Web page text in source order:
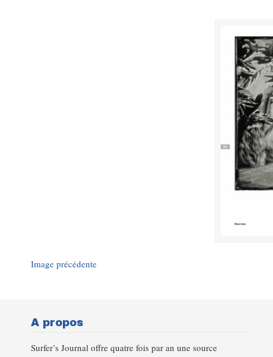
Image précédente
A propos
Surfer’s Journal offre quatre fois par an une source